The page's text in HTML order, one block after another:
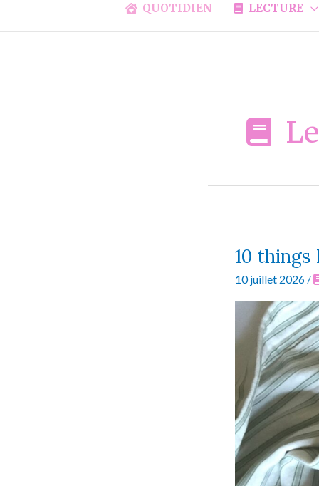
QUOTIDIEN LECTURE
10 things
10 juillet 2026 /